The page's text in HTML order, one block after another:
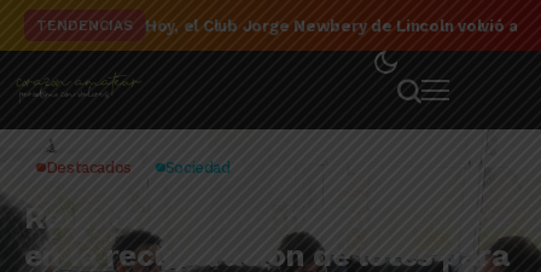
TENDENCIAS El detalle de la campaña de El Linqueño en el
Destacados Sociedad
Reunión en Lincoln para avanzar
en la recuperación de lotes para